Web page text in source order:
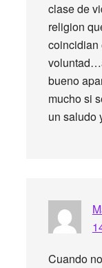
clase de
religion
bueno
mucho si
un saludo
Cuando